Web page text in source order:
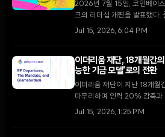
2026년 7월 15일, 코인베이
크의 리더십 개편을 발표했다.
트 구축에 집중하고, 유명 크립
Jul 15, 2026, 6:04 PM
이더리움 재단, 18개월간
능한 기금 모델'로의 전환
이더리움 재단이 지난 18개월
마무리하며 인력 20% 감축과
개편은 단순한 위기 대응이 아
Jul 15, 2026, 1:25 PM